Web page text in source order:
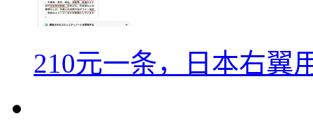
210元一条，日本右翼